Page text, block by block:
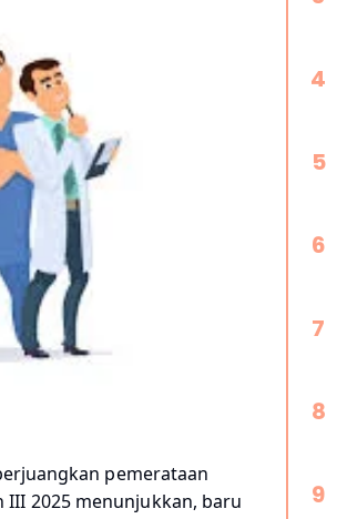
pemerataan
III 2025 menunjukkan, baru